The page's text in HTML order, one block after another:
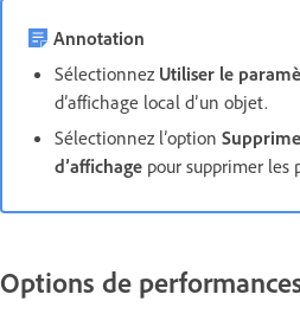
Annotation
Sélectionnez Utiliser le
d’affichage local d’un objet.
Sélectionnez l’option
d’affichage pour supprimer les
Options de